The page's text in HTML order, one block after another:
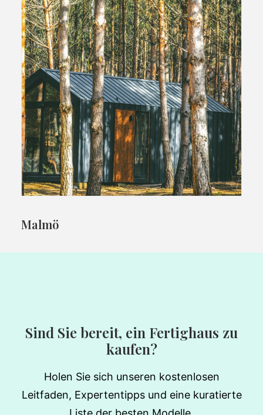
Malmö
Sind Sie bereit, ein Fertighaus zu
kaufen?
Holen Sie sich unseren kostenlosen
Leitfaden, Expertentipps und eine kuratierte